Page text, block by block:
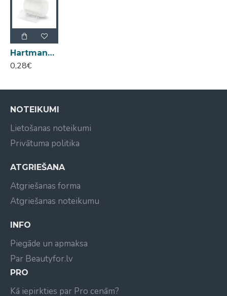
Piemērota sterilizācijai (tvaiks līdz 134°C)
Sastāvs:70% viskoze, 30% poliamīds
Hartmann Peha-Fix superelastīga fiksācijas saite 4cm x 4m
0,28€
NOTEIKUMI
Lietošanas noteikumi
Privātuma politika
ATGRIEŠANA
Atgriešanas forma
Atgriešanas noteikumu
INFO
Piegāde un apmaksa
Par Beautyfor.lv
PRO
Kā iepirkties par Pro cenām?